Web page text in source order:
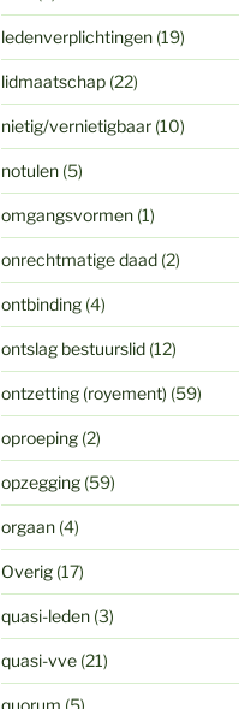
ledenverplichtingen(19)
lidmaatschap(22)
nietig/vernietigbaar(10)
notulen(5)
omgangsvormen(1)
onrechtmatige daad(2)
ontbinding(4)
ontslag bestuurslid(12)
ontzetting (royement) (59)
oproeping(2)
opzegging(59)
orgaan(4)
Overig(17)
quasi-leden(3)
quasi-vve(21)